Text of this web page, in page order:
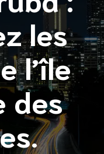
les
l’île
des